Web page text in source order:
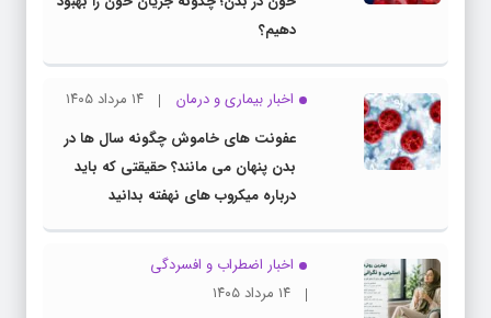
دهیم؟
اخبار بیماری و درمان
۱۴ مرداد ۱۴۰۵
عفونت های خاموش چگونه سال ها در
بدن پنهان می مانند؟ حقیقتی که باید
درباره میکروب های نهفته بدانید
اخبار اضطراب و افسردگی
۱۴ مرداد ۱۴۰۵